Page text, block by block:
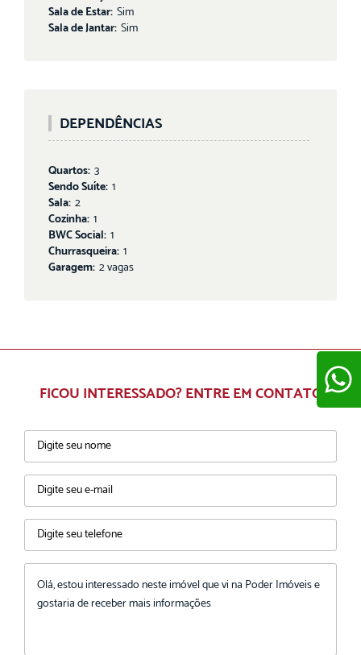
Sala de Estar: Sim
Sala de Jantar: Sim
DEPENDÊNCIAS
Quartos: 3
Sendo Suíte: 1
Sala: 2
Cozinha: 1
BWC Social: 1
Churrasqueira: 1
Garagem: 2 vagas
FICOU INTERESSADO? ENTRE EM CONTATO
ENVIAR